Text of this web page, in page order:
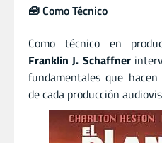
🧰 Como Técnico
Como técnico en
Franklin J. Schaffner
fundamentales que
de cada producción